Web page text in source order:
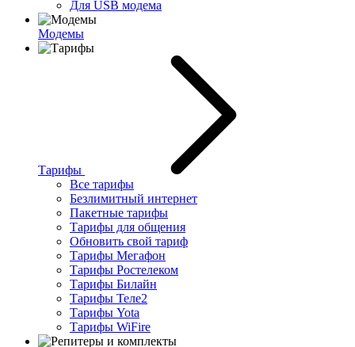
Для USB модема
Модемы
Тарифы
Все тарифы
Безлимитный интернет
Пакетные тарифы
Тарифы для общения
Обновить свой тариф
Тарифы Мегафон
Тарифы Ростелеком
Тарифы Билайн
Тарифы Теле2
Тарифы Yota
Тарифы WiFire